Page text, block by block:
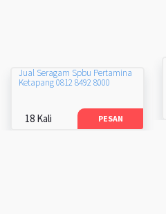
Jual Seragam Spbu Pertamina
Ketapang 0812 8492 8000
18 Kali PESAN